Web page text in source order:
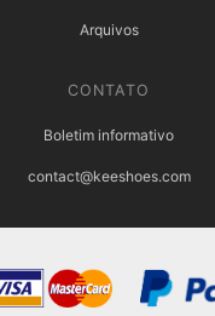
Arquivos
CONTATO
Boletim informativo
contact@keeshoes.com